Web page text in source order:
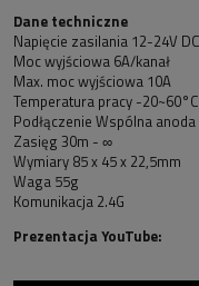
Dane techniczne
Napięcie zasilania 12-24V DC
Moc wyjściowa 6A/kanał
Max. moc wyjściowa 10A
Temperatura pracy -20~60°C
Podłączenie Wspólna anoda
Zasięg 30m - ∞
Wymiary 85 x 45 x 22,5mm
Waga 55g
Komunikacja 2.4G
Prezentacja YouTube: